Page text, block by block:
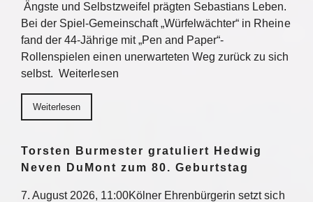
Ängste und Selbstzweifel prägten Sebastians Leben.
Bei der Spiel-Gemeinschaft „Würfelwächter“ in Rheine
fand der 44-Jährige mit „Pen and Paper“-
Rollenspielen einen unerwarteten Weg zurück zu sich
selbst. Weiterlesen
Weiterlesen
Torsten Burmester gratuliert Hedwig
Neven DuMont zum 80. Geburtstag
7. August 2026, 11:00Kölner Ehrenbürgerin setzt sich